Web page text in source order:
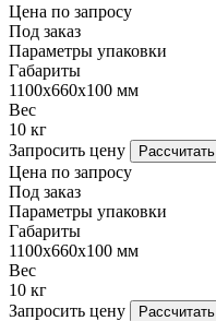
Цена по запросу
Под заказ
Параметры упаковки
Габариты
1100х660х100 мм
Вес
10 кг
Запросить цену
Цена по запросу
Под заказ
Параметры упаковки
Габариты
1100х660х100 мм
Вес
10 кг
Запросить цену